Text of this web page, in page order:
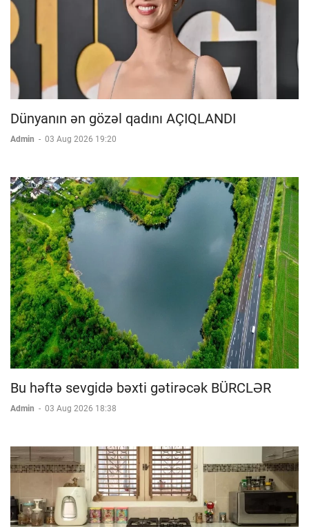
Dünyanın ən gözəl qadını AÇIQLANDI
Admin - 03 Aug 2026 19:20
Bu həftə sevgidə bəxti gətirəcək BÜRCLƏR
Admin - 03 Aug 2026 18:38